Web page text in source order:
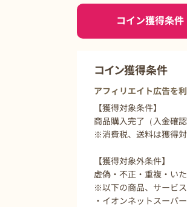
ご利用前に必ずお読みくだ
コイン獲得条件
コイン獲得条件
アフィリエイト広告を
【獲得対象条件】
商品購入完了（入金確認
※消費税、送料は獲得対
【獲得対象外条件】
虚偽・不正・重複・い
※以下の商品、サービ
・イオンネットスーパー